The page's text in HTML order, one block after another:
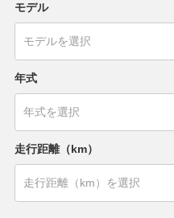
モデル
年式
走行距離（km）